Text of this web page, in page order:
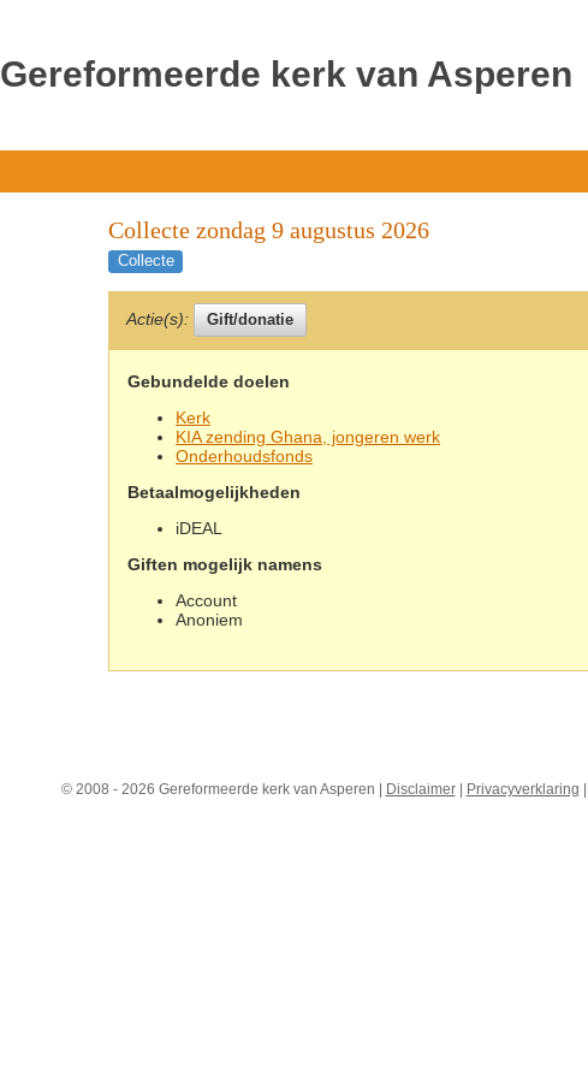
Gereformeerde kerk van Asperen
Collecte zondag 9 augustus 2026
Collecte
Actie(s):
Gebundelde doelen
Kerk
KIA zending Ghana, jongeren werk
Onderhoudsfonds
Betaalmogelijkheden
iDEAL
Giften mogelijk namens
Account
Anoniem
© 2008 - 2026 Gereformeerde kerk van Asperen | Disclaimer| Privacyverklaring